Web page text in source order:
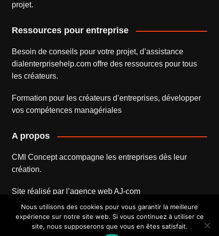
projet.
Ressources pour entreprise
Besoin de conseils pour votre projet, d’assistance
dialenterprisehelp.comoffre des ressources pour tous
les créateurs.
Formation pour les créateurs d’entreprises, développer
vos compétences managériales
A propos
CMI Concept accompagne les entreprises dès leur
création.
Site réalisé par l’agence webAJ-com
Nous utilisons des cookies pour vous garantir la meilleure
expérience sur notre site web. Si vous continuez à utiliser ce
site, nous supposerons que vous en êtes satisfait.